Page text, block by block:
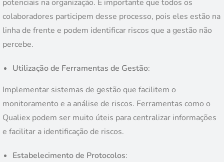
potenciais na organização. É importante que todos os
colaboradores participem desse processo, pois eles estão na
linha de frente e podem identificar riscos que a gestão não
percebe.
Utilização de Ferramentas de Gestão:
Implementar sistemas de gestão que facilitem o
monitoramento e a análise de riscos. Ferramentas como o
Qualiex podem ser muito úteis para centralizar informações
e facilitar a identificação de riscos.
Estabelecimento de Protocolos: